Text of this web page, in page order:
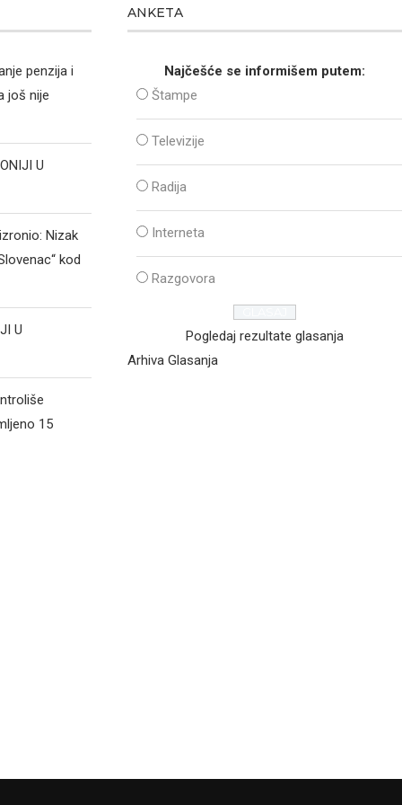
penzija i
još nije
U
Nizak
kod
U
15
ANKETA
Najčešće se informišem putem:
Štampe
Televizije
Radija
Interneta
Razgovora
Pogledaj rezultate glasanja
Arhiva Glasanja